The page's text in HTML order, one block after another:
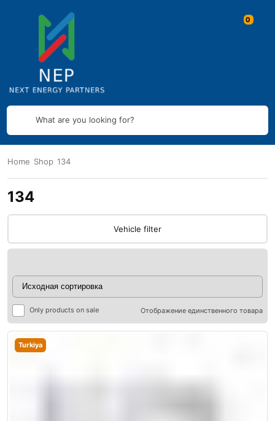
What are you looking for?
Home Shop 134
134
Vehicle filter
Only products on sale Отображение единственного товара
Turkiya